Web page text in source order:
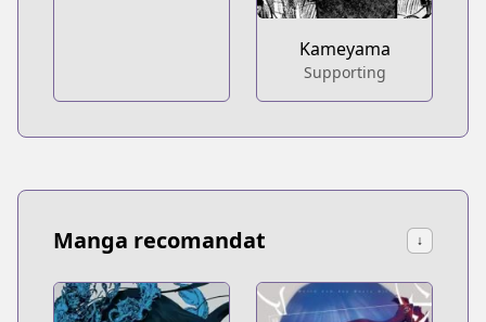
Kameyama
Supporting
Manga recomandat ↓